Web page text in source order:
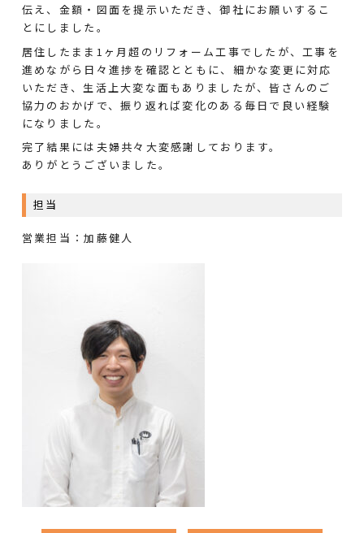
伝え、金額・図面を提示いただき、御社にお願いするこ
とにしました。
居住したまま1ヶ月超のリフォーム工事でしたが、工事を
進めながら日々進捗を確認とともに、細かな変更に対応
いただき、生活上大変な面もありましたが、皆さんのご
協力のおかげで、振り返れば変化のある毎日で良い経験
になりました。
完了結果には夫婦共々大変感謝しております。
ありがとうございました。
担当
営業担当：加藤健人